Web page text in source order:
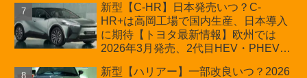
カーオブザイヤーとJNCAP大賞受賞後
も残る注意点
新型【C-HR】日本発売いつ？C-
HR+は高岡工場で国内生産、日本導入
に期待【トヨタ最新情報】欧州では
2026年3月発売、2代目HEV・PHEVは
新型【ハリアー】一部改良いつ？2026